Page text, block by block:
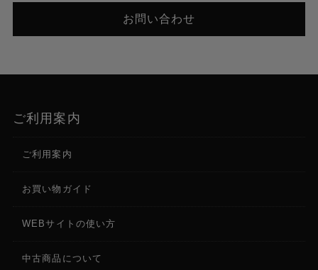
お問い合わせ
ご利用案内
ご利用案内
お買い物ガイド
WEBサイトの使い方
中古商品について